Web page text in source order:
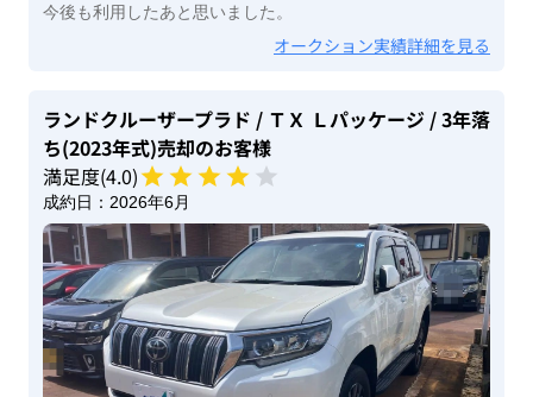
今後も利用したあと思いました。
オークション実績詳細を見る
ランドクルーザープラド / ＴＸ Ｌパッケージ / 3年落
ち(2023年式)売却のお客様
満足度(4.0)
成約日： 2026年6月